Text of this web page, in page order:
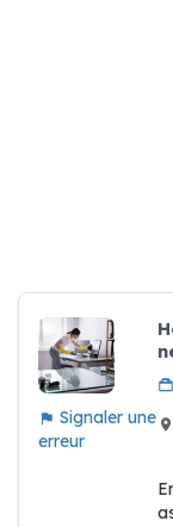
Signaler une
erreur